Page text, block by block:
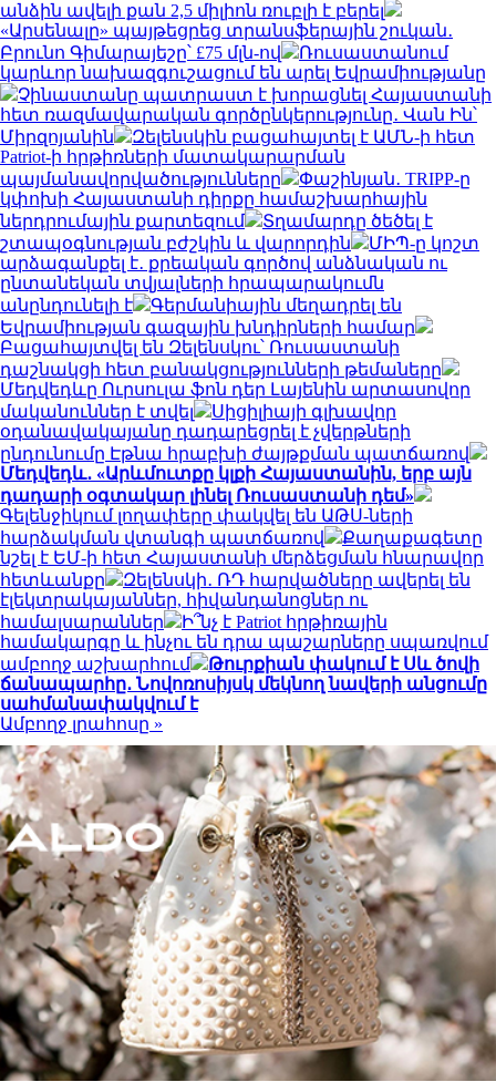
անձին ավելի քան 2,5 միլիոն ռուբլի է բերել
«Արսենալը» պայթեցրեց տրանսֆերային շուկան․
Բրունո Գիմարայեշը՝ £75 մլն-ով
Ռուսաստանում
կարևոր նախազգուշացում են արել Եվրամիությանը
Չինաստանը պատրաստ է խորացնել Հայաստանի
հետ ռազմավարական գործընկերությունը․ Վան Ին՝
Միրզոյանին
Զելենսկին բացահայտել է ԱՄՆ-ի հետ
Patriot-ի հրթիռների մատակարարման
պայմանավորվածությունները
Փաշինյան․ TRIPP-ը
կփոխի Հայաստանի դիրքը համաշխարհային
ներդրումային քարտեզում
Տղամարդը ծեծել է
շտապօգնության բժշկին և վարորդին
ՄԻՊ-ը կոշտ
արձագանքել է․ քրեական գործով անձնական ու
ընտանեկան տվյալների հրապարակումն
անընդունելի է
Գերմանիային մեղադրել են
Եվրամիության գազային խնդիրների համար
Բացահայտվել են Զելենսկու՝ Ռուսաստանի
դաշնակցի հետ բանակցությունների թեմաները
Մեդվեդևը Ուրսուլա ֆոն դեր Լայենին արտասովոր
մականուններ է տվել
Սիցիլիայի գլխավոր
օդանավակայանը դադարեցրել է չվերթների
ընդունումը Էթնա հրաբխի ժայթքման պատճառով
Մեդվեդև․ «Արևմուտքը կլքի Հայաստանին, երբ այն
դադարի օգտակար լինել Ռուսաստանի դեմ»
Գելենջիկում լողափերը փակվել են ԱԹՍ-ների
հարձակման վտանգի պատճառով
Քաղաքագետը
նշել է ԵՄ-ի հետ Հայաստանի մերձեցման հնարավոր
հետևանքը
Զելենսկի․ ՌԴ հարվածները ավերել են
էլեկտրակայաններ, հիվանդանոցներ ու
համալսարաններ
Ի՞նչ է Patriot հրթիռային
համակարգը և ինչու են դրա պաշարները սպառվում
ամբողջ աշխարհում
Թուրքիան փակում է Սև ծովի
ճանապարհը․ Նովոռոսիյսկ մեկնող նավերի անցումը
սահմանափակվում է
Ամբողջ լրահոսը »